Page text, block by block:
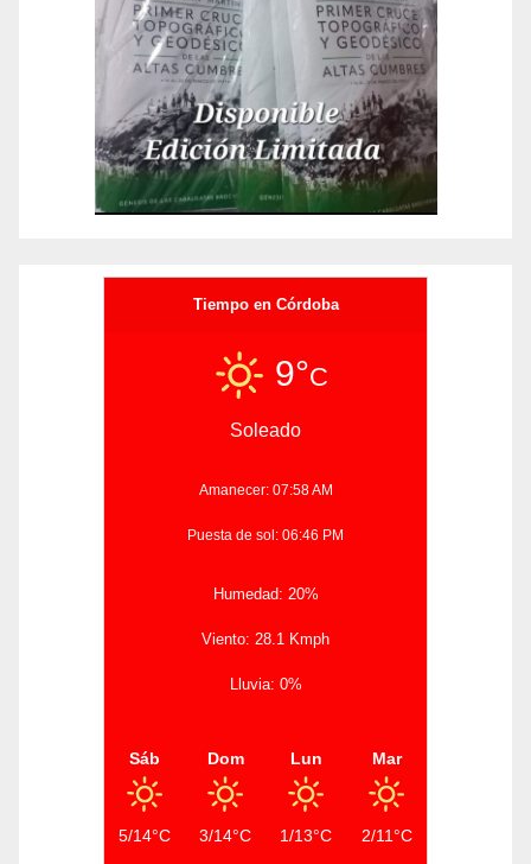
Tiempo en Córdoba
9°C
Soleado
Amanecer: 07:58 AM
Puesta de sol: 06:46 PM
Humedad: 20%
Viento: 28.1 Kmph
Lluvia: 0%
Sáb
5/14°C
Dom
3/14°C
Lun
1/13°C
Mar
2/11°C